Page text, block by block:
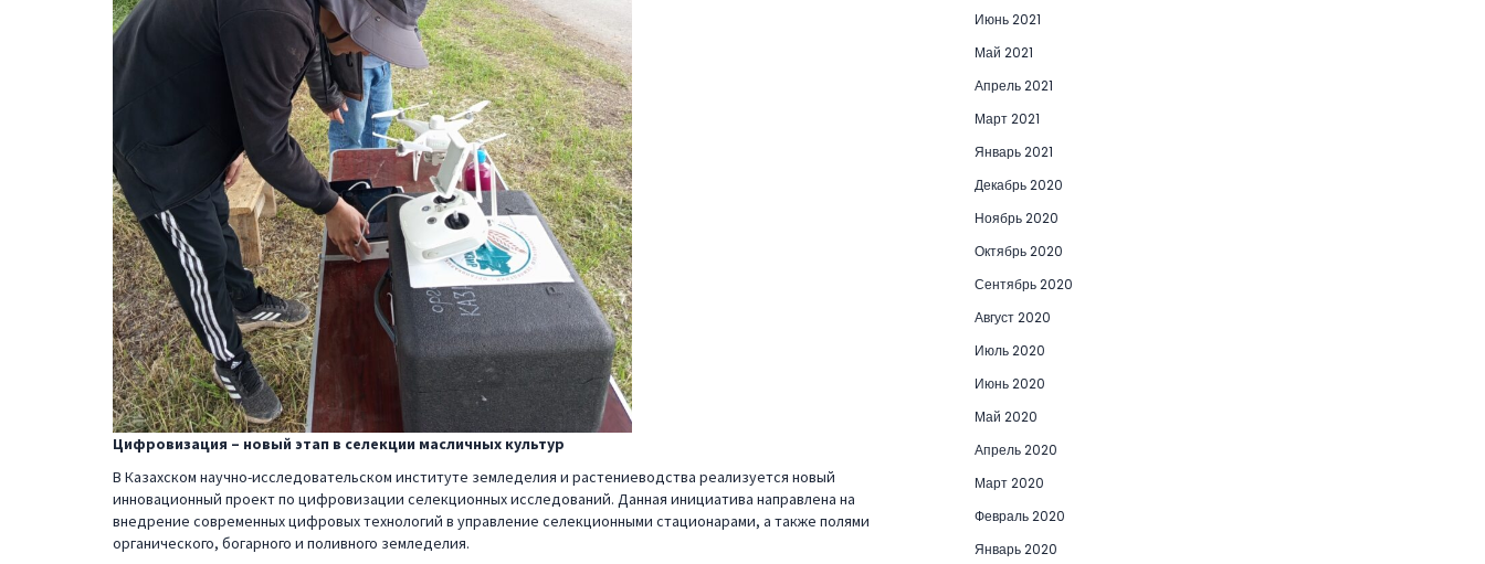
Цифровизация – новый этап в селекции масличных культур
В Казахском научно-исследовательском институте земледелия и растениеводства реализуется новый
инновационный проект по цифровизации селекционных исследований. Данная инициатива направлена на
внедрение современных цифровых технологий в управление селекционными стационарами, а также полями
органического, богарного и поливного земледелия.
Июнь 2021
Май 2021
Апрель 2021
Март 2021
Январь 2021
Декабрь 2020
Ноябрь 2020
Октябрь 2020
Сентябрь 2020
Август 2020
Июль 2020
Июнь 2020
Май 2020
Апрель 2020
Март 2020
Февраль 2020
Январь 2020